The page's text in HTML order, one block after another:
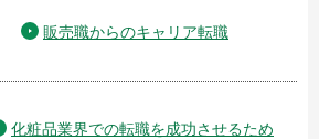
販売職からのキャリア転職
化粧品業界での転職を成功させるため